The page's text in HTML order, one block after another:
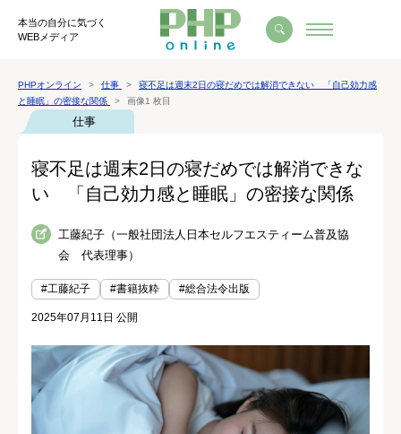
本当の自分に気づく
WEBメディア
PHPオンライン 仕事
寝不足は週末2日の寝だめでは解消できない 「自己効力感
と睡眠」の密接な関係
画像1 枚目
仕事
寝不足は週末2日の寝だめでは解消できな
い 「自己効力感と睡眠」の密接な関係
工藤紀子（一般社団法人日本セルフエスティーム普及協
会 代表理事）
#工藤紀子 #書籍抜粋 #総合法令出版
2025年07月11日 公開